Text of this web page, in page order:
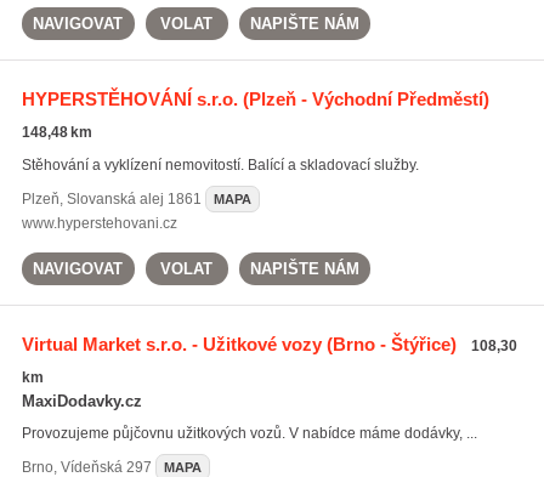
NAVIGOVAT VOLAT NAPIŠTE NÁM
HYPERSTĚHOVÁNÍ s.r.o.(Plzeň - Východní Předměstí)
148,48 km
Stěhování a vyklízení nemovitostí. Balící a skladovací služby.
Plzeň, Slovanská alej 1861 MAPA
www.hyperstehovani.cz
NAVIGOVAT VOLAT NAPIŠTE NÁM
Virtual Market s.r.o. - Užitkové vozy(Brno - Štýřice)
108,30
km
MaxiDodavky.cz
Provozujeme půjčovnu užitkových vozů. V nabídce máme dodávky, ...
Brno, Vídeňská 297 MAPA